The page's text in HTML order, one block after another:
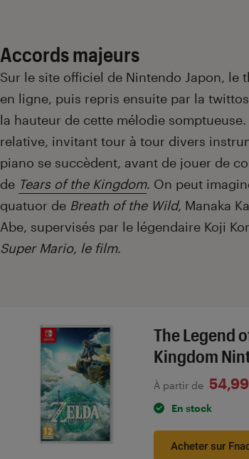
Accords majeurs
Sur le site officiel de Nintendo Japon, le
en ligne, puis repris ensuite par la
la hauteur de cette mélodie
relative, invitant tour à tour divers
piano se succèdent, avant de jouer de
de Tears of the Kingdom. On peut
quatuor de Breath of the Wild, Manaka
Abe, supervisés par le légendaire Koji
Super Mario, le film.
The Legend
Kingdom
À partir de
En stock
Acheter sur